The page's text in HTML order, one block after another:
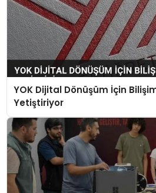
YOK Dijital Dönüşüm İçin
Yetiştiriyor